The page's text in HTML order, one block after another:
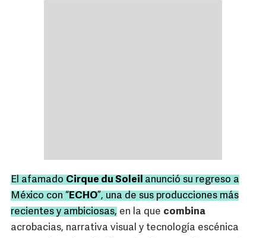
El afamado Cirque du Soleil anunció su regreso a
México con “ECHO”, una de sus producciones más
recientes y ambiciosas, en la que combina
acrobacias, narrativa visual y tecnología escénica